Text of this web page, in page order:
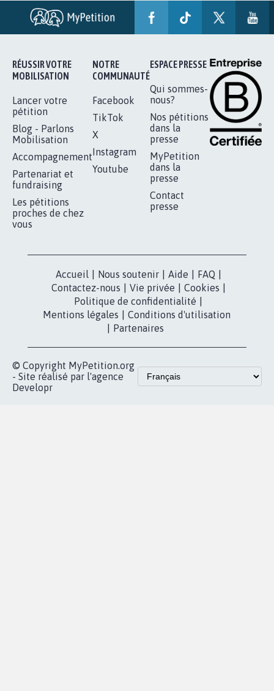
RÉUSSIR VOTRE
MOBILISATION
Lancer votre
pétition
Blog - Parlons
Mobilisation
Accompagnement
Partenariat et
fundraising
Les pétitions
proches de chez
vous
NOTRE
COMMUNAUTÉ
Facebook
TikTok
X
Instagram
Youtube
ESPACE PRESSE
Qui sommes-
nous?
Nos pétitions
dans la
presse
MyPetition
dans la
presse
Contact
presse
Accueil Nous soutenir Aide FAQ
Contactez-nous
Vie privée Cookies
Politique de confidentialité
Mentions légales
Conditions d'utilisation
Partenaires
© Copyright MyPetition.org
- Site réalisé par l'agence
Developr